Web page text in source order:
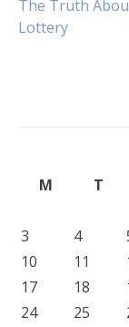
Post
The Truth
Lottery
M
T
3
4
10
11
17
18
24
25